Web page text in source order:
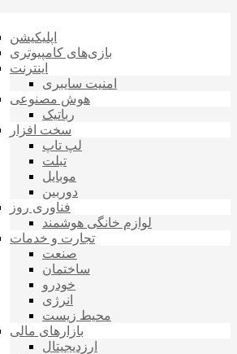
اپلیکیشن
بازی‌های کامپیوتری
اینترنت
امنیت سایبری
هوش مصنوعی
رباتیک
سخت افزار
لپ تاپ
تبلت
موبایل
دوربین
فناوری روز
لوازم خانگی هوشمند
تجارت و خدمات
صنعت
ساختمان
خودرو
انرژی
محیط زیست
بازارهای مالی
ارزدیجیتال